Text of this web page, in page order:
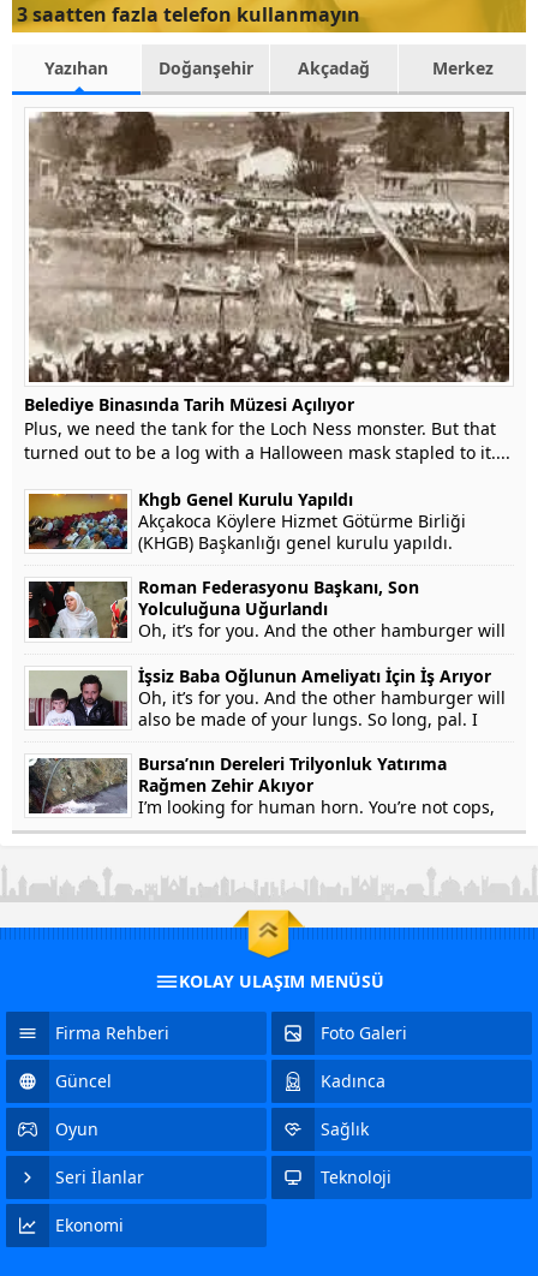
3 saatten fazla telefon kullanmayın
Yazıhan Doğanşehir Akçadağ Merkez
Belediye Binasında Tarih Müzesi Açılıyor
Plus, we need the tank for the Loch Ness monster. But that
turned out to be a log with a Halloween mask stapled to it....
Khgb Genel Kurulu Yapıldı
Akçakoca Köylere Hizmet Götürme Birliği
(KHGB) Başkanlığı genel kurulu yapıldı.
Roman Federasyonu Başkanı, Son
Yolculuğuna Uğurlandı
Oh, it’s for you. And the other hamburger will
also be made of your lungs. So long, pal. I
won’t testify on grounds that my...
İşsiz Baba Oğlunun Ameliyatı İçin İş Arıyor
Oh, it’s for you. And the other hamburger will
also be made of your lungs. So long, pal. I
won’t testify on grounds that my...
Bursa’nın Dereleri Trilyonluk Yatırıma
Rağmen Zehir Akıyor
I’m looking for human horn. You’re not cops,
right? Of course not. In fact, he’s a crook. Yep.
KOLAY ULAŞIM MENÜSÜ
Firma Rehberi Foto Galeri
Güncel Kadınca
Oyun Sağlık
Seri İlanlar Teknoloji
Ekonomi